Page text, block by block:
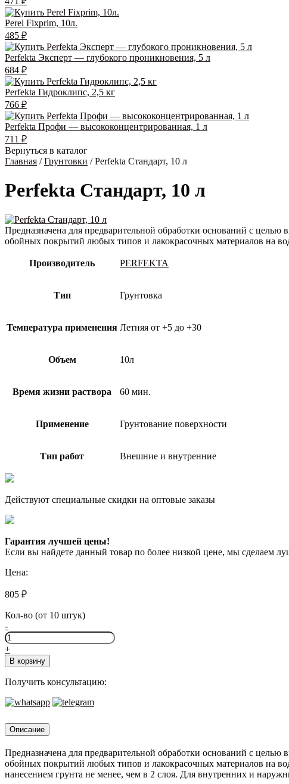
Perel Fixprim, 10л.
485 ₽
Perfekta Эксперт — глубокого проникновения, 5 л
684 ₽
Perfekta Гидроклипс, 2,5 кг
766 ₽
Perfekta Профи — высококонцентрированная, 1 л
711 ₽
Вернуться в каталог
Главная /Грунтовки / Perfekta Стандарт, 10 л
Perfekta Стандарт, 10 л
Предназначена для предварительной обработки оснований с
обойных покрытий любых типов и лакокрасочных материалов на
Производитель PERFEKTA
Тип Грунтовка
Температура применения Летняя от +5 до +30
Объем 10л
Время жизни раствора 60 мин.
Применение Грунтование поверхности
Тип работ Внешние и внутренние
Действуют специальные скидки на оптовые заказы
Гарантия лучшей цены!
Если вы найдете данный товар по более низкой цене, мы сделаем
Цена:
805 ₽
Кол-во (от 10 штук)
-
Количество
товара
Perfekta
Стандарт,
10
+
В корзину
Получить консультацию:
Описание
Предназначена для предварительной обработки оснований с
обойных покрытий любых типов и лакокрасочных материалов на
нанесением грунта не менее, чем в 2 слоя. Для внутренних и